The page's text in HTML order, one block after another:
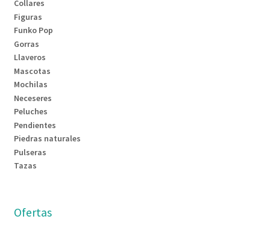
Collares
Figuras
Funko Pop
Gorras
Llaveros
Mascotas
Mochilas
Neceseres
Peluches
Pendientes
Piedras naturales
Pulseras
Tazas
Ofertas